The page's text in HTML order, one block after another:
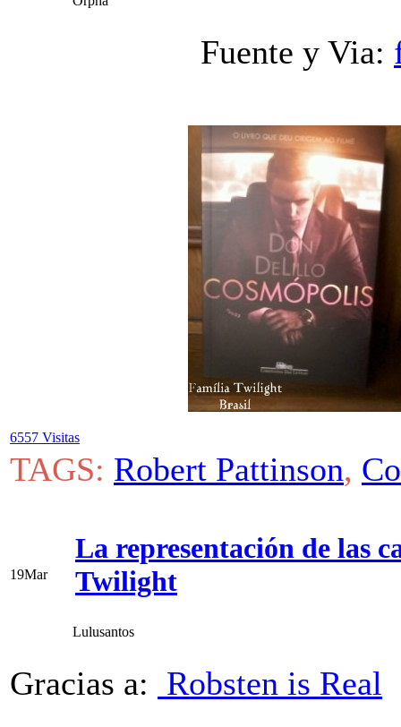
Fuente y Via:
6557 Visitas
TAGS: Robert Pattinson,
19Mar
La representación de las
Twilight
Lulusantos
Gracias a: Robsten is Real